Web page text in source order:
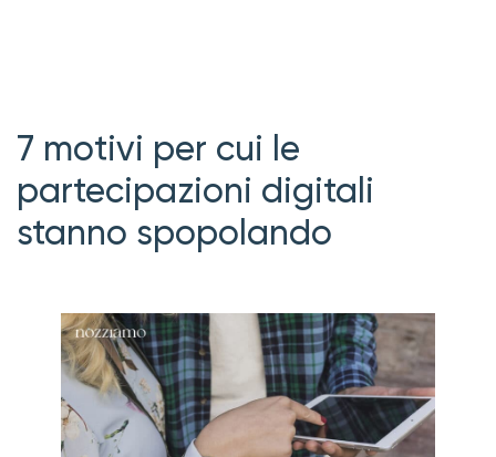
7 motivi per cui le
partecipazioni digitali
stanno spopolando